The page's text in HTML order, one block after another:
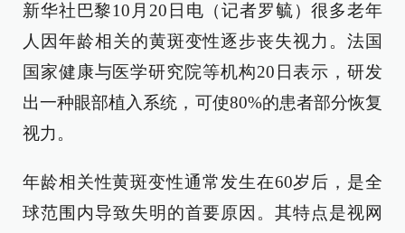
新华社巴黎10月20日电（记者罗毓）很多老年
人因年龄相关的黄斑变性逐步丧失视力。法国
国家健康与医学研究院等机构20日表示，研发
出一种眼部植入系统，可使80%的患者部分恢复
视力。
年龄相关性黄斑变性通常发生在60岁后，是全
球范围内导致失明的首要原因。其特点是视网